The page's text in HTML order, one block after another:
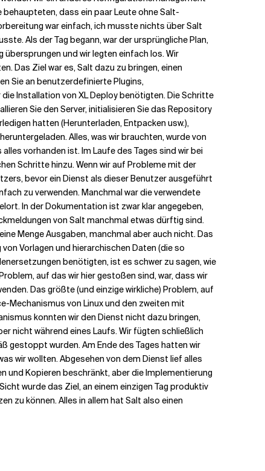
dass ein paar Leute ohne Salt-
war einfach, ich musste nichts über Salt
Als der Tag begann, war der ursprüngliche Plan,
übersprungen und wir legten einfach los. Wir
Das Ziel war es, Salt dazu zu bringen, einen
Sie an benutzerdefinierte Plugins,
Installation von XL Deploy benötigten. Die Schritte
Sie den Server, initialisieren Sie das Repository
hatten (Herunterladen, Entpacken usw.),
Alles, was wir brauchten, wurde von
vorhanden ist. Im Laufe des Tages sind wir bei
Schritte hinzu. Wenn wir auf Probleme mit der
bevor ein Dienst als dieser Benutzer ausgeführt
zu verwenden. Manchmal war die verwendete
In der Dokumentation ist zwar klar angegeben,
von Salt manchmal etwas dürftig sind.
Menge Ausgaben, manchmal aber auch nicht. Das
Vorlagen und hierarchischen Daten (die so
benötigten, ist es schwer zu sagen, wie
auf das wir hier gestoßen sind, war, dass wir
Das größte (und einzige wirkliche) Problem, auf
Mechanismus von Linux und den zweiten mit
konnten wir den Dienst nicht dazu bringen,
nicht während eines Laufs. Wir fügten schließlich
gestoppt wurden. Am Ende des Tages hatten wir
wir wollten. Abgesehen von dem Dienst lief alles
und Kopieren beschränkt, aber die Implementierung
wurde das Ziel, an einem einzigen Tag produktiv
zu können. Alles in allem hat Salt also einen